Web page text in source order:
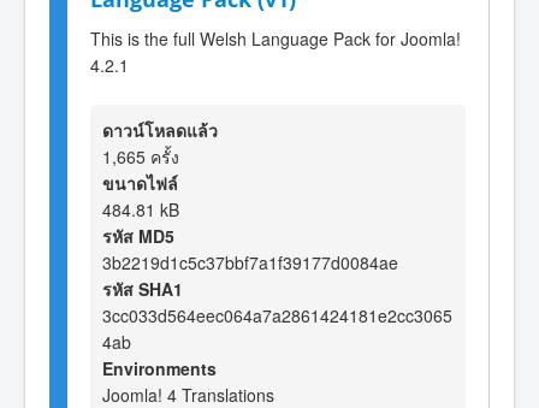
This is the full Welsh Language Pack for Joomla!
4.2.1
ดาวน์โหลดแล้ว
1,665 ครั้ง
ขนาดไฟล์
484.81 kB
รหัส MD5
3b2219d1c5c37bbf7a1f39177d0084ae
รหัส SHA1
3cc033d564eec064a7a2861424181e2cc3065
4ab
Environments
Joomla! 4 Translations